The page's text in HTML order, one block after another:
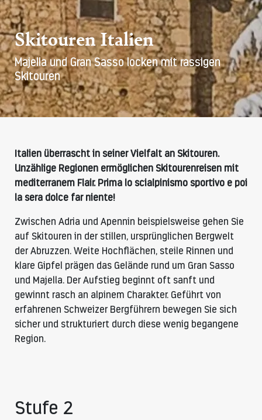
Skitouren Italien
Majella und Gran Sasso locken mit rassigen
Skitouren
Italien überrascht in seiner Vielfalt an Skitouren.
Unzählige Regionen ermöglichen Skitourenreisen mit
mediterranem Flair. Prima lo scialpinismo sportivo e poi
la sera dolce far niente!
Zwischen Adria und Apennin beispielsweise gehen Sie
auf Skitouren in der stillen, ursprünglichen Bergwelt
der Abruzzen. Weite Hochflächen, steile Rinnen und
klare Gipfel prägen das Gelände rund um Gran Sasso
und Majella. Der Aufstieg beginnt oft sanft und
gewinnt rasch an alpinem Charakter. Geführt von
erfahrenen Schweizer Bergführern bewegen Sie sich
sicher und strukturiert durch diese wenig begangene
Region.
Stufe 2